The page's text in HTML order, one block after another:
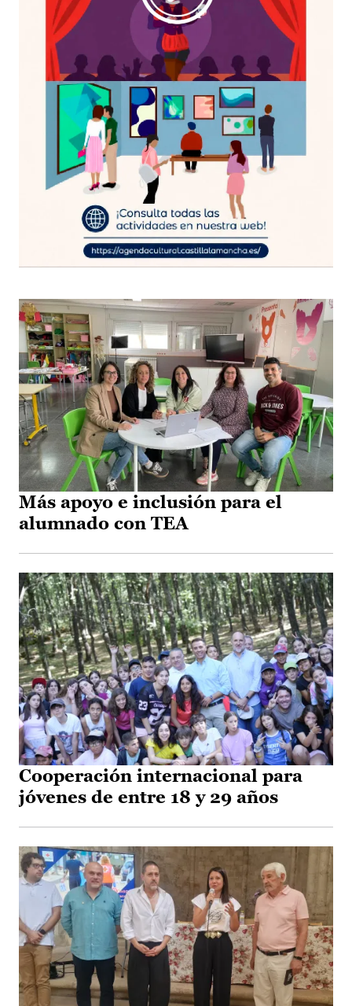
Más apoyo e inclusión para el
alumnado con TEA
Cooperación internacional para
jóvenes de entre 18 y 29 años